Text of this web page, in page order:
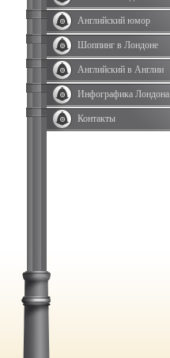
Английский юмор
Шоппинг в Лондоне
Английский в Англии
Инфографика Лондона
Контакты